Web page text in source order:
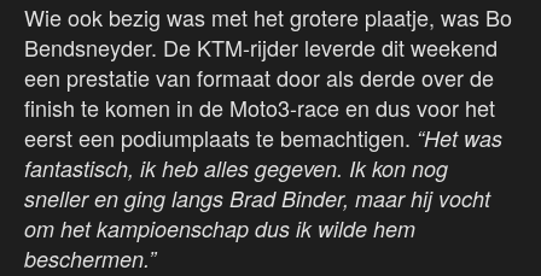
Wie ook bezig was met het grotere plaatje, was Bo
Bendsneyder. De KTM-rijder leverde dit weekend
een prestatie van formaat door als derde over de
finish te komen in de Moto3-race en dus voor het
eerst een podiumplaats te bemachtigen. “Het was
fantastisch, ik heb alles gegeven. Ik kon nog
sneller en ging langs Brad Binder, maar hij vocht
om het kampioenschap dus ik wilde hem
beschermen.”